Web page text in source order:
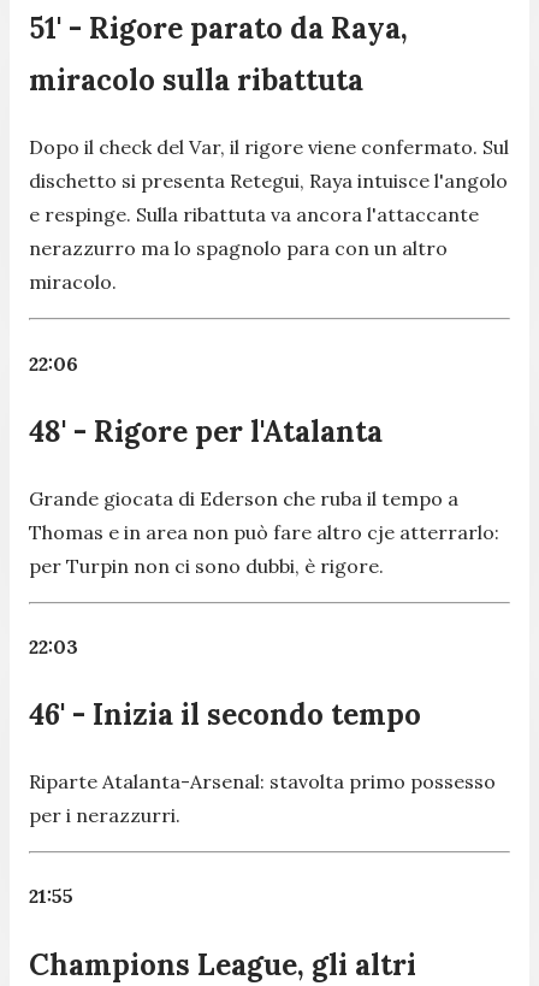
51' - Rigore parato da Raya,
miracolo sulla ribattuta
Dopo il check del Var, il rigore viene confermato. Sul
dischetto si presenta Retegui, Raya intuisce l'angolo
e respinge. Sulla ribattuta va ancora l'attaccante
nerazzurro ma lo spagnolo para con un altro
miracolo.
22:06
48' - Rigore per l'Atalanta
Grande giocata di Ederson che ruba il tempo a
Thomas e in area non può fare altro cje atterrarlo:
per Turpin non ci sono dubbi, è rigore.
22:03
46' - Inizia il secondo tempo
Riparte Atalanta-Arsenal: stavolta primo possesso
per i nerazzurri.
21:55
Champions League, gli altri